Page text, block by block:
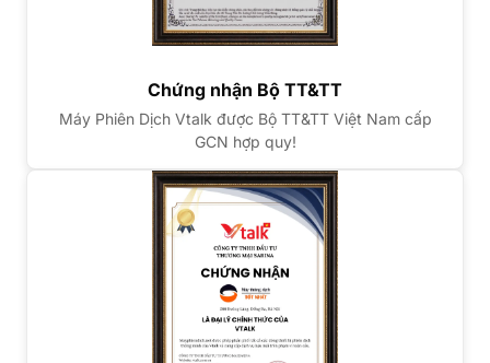
Chứng nhận Bộ TT&TT
Máy Phiên Dịch Vtalk được Bộ TT&TT Việt Nam cấp
GCN hợp quy!